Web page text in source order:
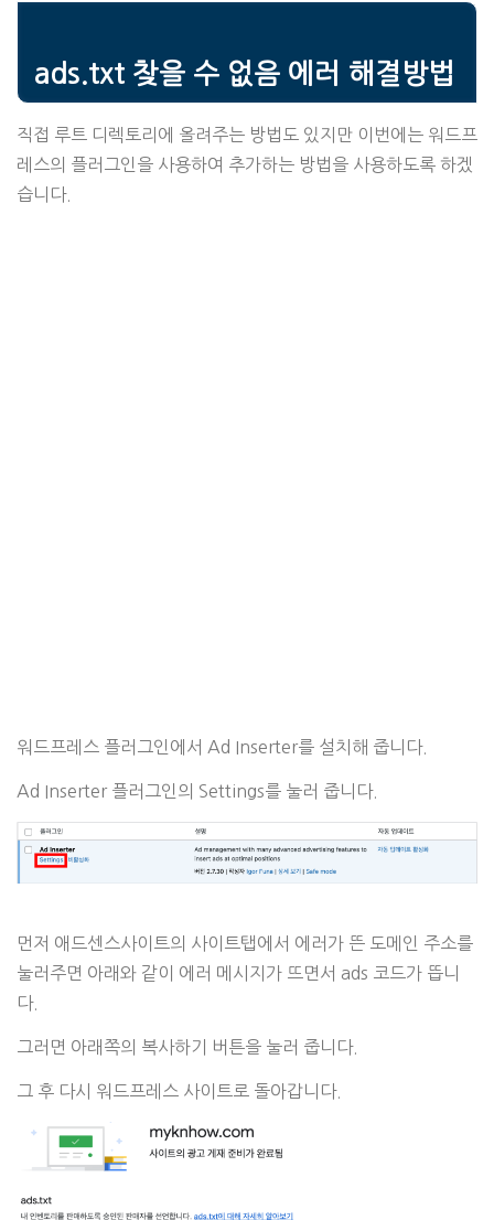
ads.txt 찾을 수 없음 에러 해결방법
직접 루트 디렉토리에 올려주는 방법도 있지만 이번에는 워드프
레스의 플러그인을 사용하여 추가하는 방법을 사용하도록 하겠
습니다.
워드프레스 플러그인에서 Ad Inserter를 설치해 줍니다.
Ad Inserter 플러그인의 Settings를 눌러 줍니다.
먼저 애드센스사이트의 사이트탭에서 에러가 뜬 도메인 주소를
눌러주면 아래와 같이 에러 메시지가 뜨면서 ads 코드가 뜹니
다.
그러면 아래쪽의 복사하기 버튼을 눌러 줍니다.
그 후 다시 워드프레스 사이트로 돌아갑니다.